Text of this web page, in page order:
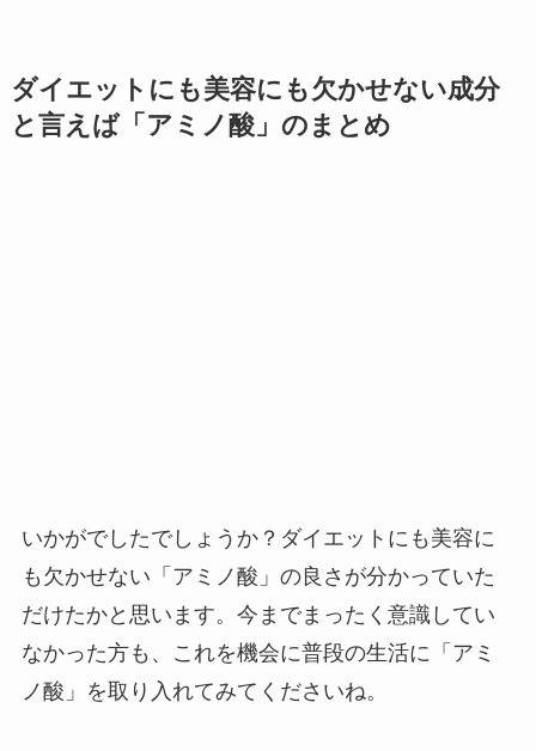
ダイエットにも美容にも欠かせない成分
と言えば「アミノ酸」のまとめ
いかがでしたでしょうか？ダイエットにも美容に
も欠かせない「アミノ酸」の良さが分かっていた
だけたかと思います。今までまったく意識してい
なかった方も、これを機会に普段の生活に「アミ
ノ酸」を取り入れてみてくださいね。